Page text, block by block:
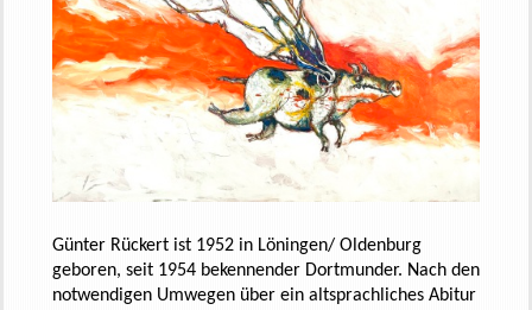
Günter Rückert ist 1952 in Löningen/ Oldenburg
geboren, seit 1954 bekennender Dortmunder. Nach den
notwendigen Umwegen über ein altsprachliches Abitur